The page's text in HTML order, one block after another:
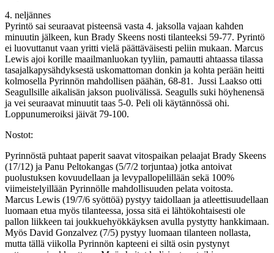
4. neljännes
Pyrintö sai seuraavat pisteensä vasta 4. jaksolla vajaan kahden
minuutin jälkeen, kun Brady Skeens nosti tilanteeksi 59-77. Pyrintö
ei luovuttanut vaan yritti vielä päättäväisesti peliin mukaan. Marcus
Lewis ajoi korille maailmanluokan tyyliin, pamautti ahtaassa tilassa
tasajalkapysähdyksestä uskomattoman donkin ja kohta perään heitti
kolmosella Pyrinnön mahdollisen päähän, 68-81. Jussi Laakso otti
Seagullsille aikalisän jakson puolivälissä. Seagulls suki höyhenensä
ja vei seuraavat minuutit taas 5-0. Peli oli käytännössä ohi.
Loppunumeroiksi jäivät 79-100.
Nostot:
Pyrinnöstä puhtaat paperit saavat vitospaikan pelaajat Brady Skeens
(17/12) ja Panu Peltokangas (5/7/2 torjuntaa) jotka antoivat
puolustuksen kovuudellaan ja levypallopelillään sekä 100%
viimeistelyillään Pyrinnölle mahdollisuuden pelata voitosta.
Marcus Lewis (19/7/6 syöttöä) pystyy taidollaan ja atleettisuudellaan
luomaan etua myös tilanteessa, jossa sitä ei lähtökohtaisesti ole
pallon liikkeen tai joukkuehyökkäyksen avulla pystytty hankkimaan.
Myös David Gonzalvez (7/5) pystyy luomaan tilanteen nollasta,
mutta tällä viikolla Pyrinnön kapteeni ei siltä osin pystynyt